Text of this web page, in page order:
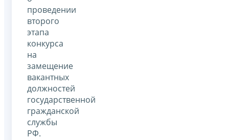
проведении
второго
этапа
конкурса
на
замещение
вакантных
должностей
государственной
гражданской
службы
РФ.